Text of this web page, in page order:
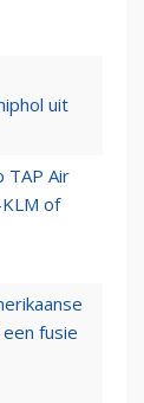
uit
TAP Air
of
fusie